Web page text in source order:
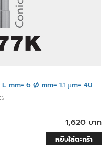
L mm= 6 Ø mm= 1.1 µm= 40
1,620 บาท
หยิบใส่ตะกร้า